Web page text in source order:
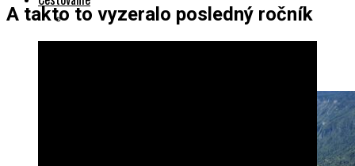
A takto to vyzeralo posledný ročník